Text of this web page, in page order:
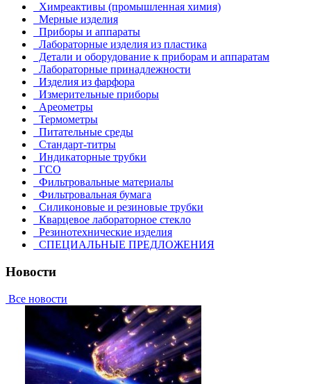
Химреактивы (промышленная химия)
Мерные изделия
Приборы и аппараты
Лабораторные изделия из пластика
Детали и оборудование к приборам и аппаратам
Лабораторные принадлежности
Изделия из фарфора
Измерительные приборы
Ареометры
Термометры
Питательные среды
Стандарт-титры
Индикаторные трубки
ГСО
Фильтровальные материалы
Фильтровальная бумага
Силиконовые и резиновые трубки
Кварцевое лабораторное стекло
Резинотехнические изделия
СПЕЦИАЛЬНЫЕ ПРЕДЛОЖЕНИЯ
Новости
Все новости